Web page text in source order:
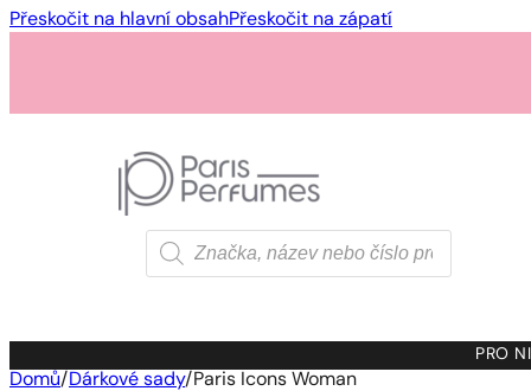
Přeskočit na hlavní obsahPřeskočit na zápatí
Products
search
PRO NI
Domů/ Dárkové sady/ Paris Icons Woman